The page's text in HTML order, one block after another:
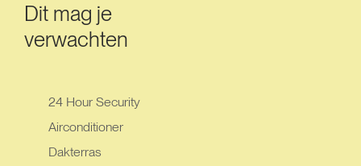
Dit mag je
verwachten
24 Hour Security
Airconditioner
Dakterras